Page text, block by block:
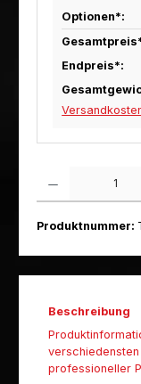
Optionen*:
Endpreis*:
Produktnummer:
Beschreibung
professioneller